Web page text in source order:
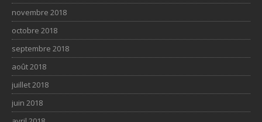
novembre 2018
octobre 2018
septembre 2018
août 2018
juillet 2018
juin 2018